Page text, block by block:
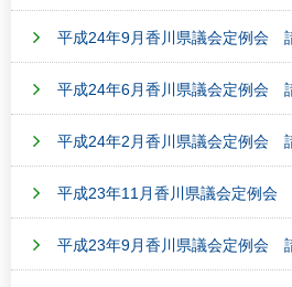
平成24年9月香川県議会定例会
平成24年6月香川県議会定例会
平成24年2月香川県議会定例会
平成23年11月香川県議会定例会
平成23年9月香川県議会定例会